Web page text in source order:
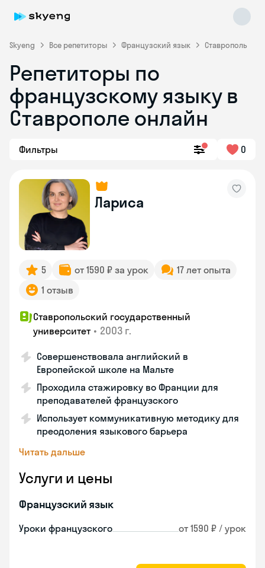
Skyeng Все репетиторы Французский язык Ставрополь
Репетиторы по
французскому языку в
Ставрополе онлайн
Фильтры 0
Лариса
5 от 1590 ₽ за урок
17 лет опыта
1 отзыв
Ставропольский государственный
университет • 2003 г.
Совершенствовала английский в
Европейской школе на Мальте
Проходила стажировку во Франции для
преподавателей французского
Использует коммуникативную методику для
преодоления языкового барьера
Читать дальше
Услуги и цены
Французский язык
Уроки французского от 1590 ₽ / урок
Skyeng Chat